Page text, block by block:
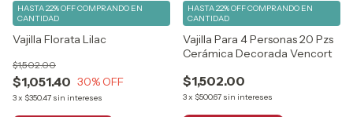
Vajilla Florata Lilac
$1,051.40
$1,502.00
30% OFF
3x $350.47 sin intereses
HASTA 22% OFFCOMPRANDO EN
CANTIDAD
Vajilla Para 4 Personas 20 Pzs
Cerámica Decorada Vencort
$1,502.00
3x $500.67 sin intereses
HASTA 22% OFFCOMPRANDO EN
CANTIDAD